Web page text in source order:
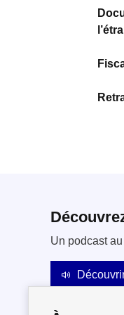
Un podcast